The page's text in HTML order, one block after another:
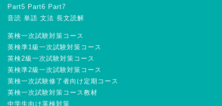
Part5 Part6 Part7
音読 単語 文法 長文読解
英検一次試験対策コース
英検準1級一次試験対策コース
英検2級一次試験対策コース
英検準2級一次試験対策コース
英検一次試験修了者向け定期コース
英検一次試験対策コース教材
中学生向け英検対策